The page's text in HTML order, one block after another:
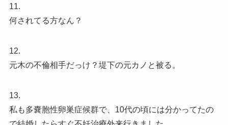
11.
何されてる方なん？
12.
元木の不倫相手だっけ？堤下の元カノと被る。
13.
私も多嚢胞性卵巣症候群で、10代の頃には分かってたの